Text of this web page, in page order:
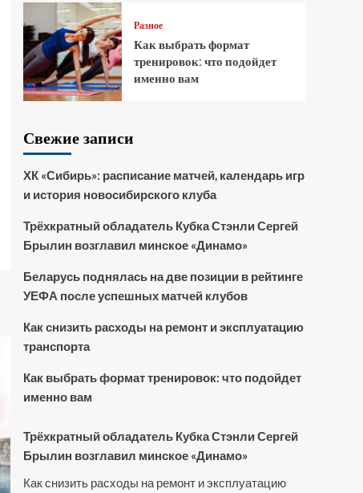
Разное
Как выбрать формат
тренировок: что подойдет
именно вам
Свежие записи
ХК «Сибирь»: расписание матчей, календарь игр
и история новосибирского клуба
Трёхкратный обладатель Кубка Стэнли Сергей
Брылин возглавил минское «Динамо»
Беларусь поднялась на две позиции в рейтинге
УЕФА после успешных матчей клубов
Как снизить расходы на ремонт и эксплуатацию
транспорта
Как выбрать формат тренировок: что подойдет
именно вам
Трёхкратный обладатель Кубка Стэнли Сергей
Брылин возглавил минское «Динамо»
Как снизить расходы на ремонт и эксплуатацию